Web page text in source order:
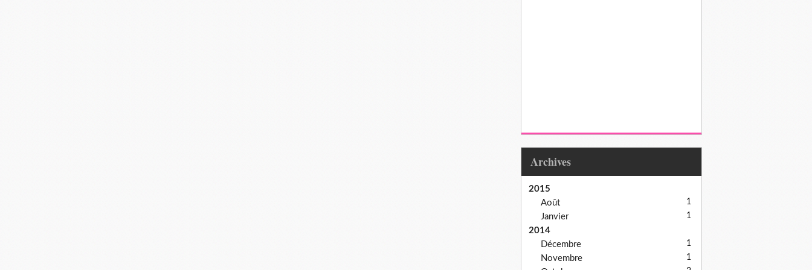
Archives
2015
Août
1
Janvier 1
2014
Décembre
1
Novembre 1